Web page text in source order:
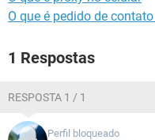
O que é pedido de
1 Respostas
RESPOSTA 1 / 1
Perfil bloqueado